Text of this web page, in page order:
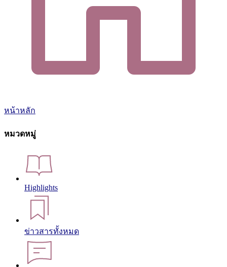
หน้าหลัก
หมวดหมู่
Highlights
ข่าวสารทั้งหมด